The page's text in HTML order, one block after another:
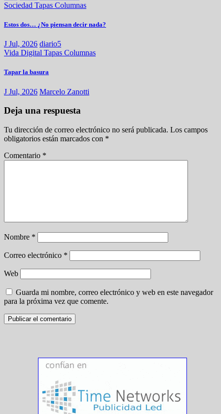
Sociedad Tapas Columnas
Estos dos… ¿No piensan decir nada?
J Jul, 2026 diario5
Vida Digital Tapas Columnas
Tapar la basura
J Jul, 2026 Marcelo Zanotti
Deja una respuesta
Tu dirección de correo electrónico no será publicada. Los campos
obligatorios están marcados con *
Comentario *
Nombre *
Correo electrónico *
Web
Guarda mi nombre, correo electrónico y web en este navegador
para la próxima vez que comente.